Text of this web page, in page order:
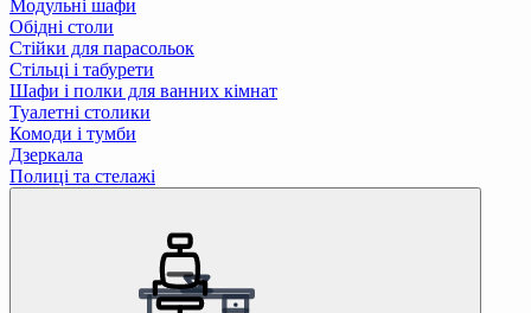
Модульні шафи
Обідні столи
Стійки для парасольок
Стільці і табурети
Шафи і полки для ванних кімнат
Туалетні столики
Комоди і тумби
Дзеркала
Полиці та стелажі